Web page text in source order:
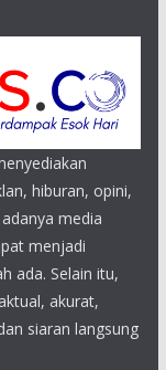
hiburan, opini,
media
menjadi
ada. Selain itu,
akurat,
siaran langsung